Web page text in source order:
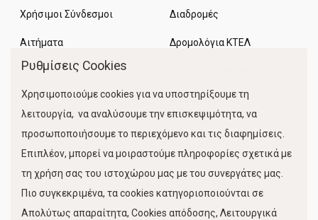
Χρήσιμοι Σύνδεσμοι
Αιτήματα
Διαδρομές
Δρομολόγια ΚΤΕΛ
Κίνηση Λιμένος
Ρυθμίσεις Cookies
Χρησιμοποιούμε cookies για να υποστηρίξουμε τη
λειτουργία, να αναλύσουμε την επισκεψιμότητα, να
προσωποποιήσουμε το περιεχόμενο και τις διαφημίσεις.
Επιπλέον, μπορεί να μοιραστούμε πληροφορίες σχετικά με
τη χρήση σας του ιστοχώρου μας με του συνεργάτες μας.
Πιο συγκεκριμένα, τα cookies κατηγοριοποιούνται σε
Απολύτως απαραίτητα, Cookies απόδοσης, Λειτουργικά